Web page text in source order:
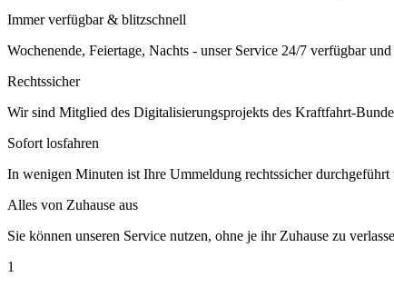
Immer verfügbar & blitzschnell
Wochenende, Feiertage, Nachts - unser Service 24/7 verfügbar
Rechtssicher
Wir sind Mitglied des Digitalisierungsprojekts des Kraftfahrt-
Sofort losfahren
In wenigen Minuten ist Ihre Ummeldung rechtssicher durchgeführt
Alles von Zuhause aus
Sie können unseren Service nutzen, ohne je ihr Zuhause zu
1